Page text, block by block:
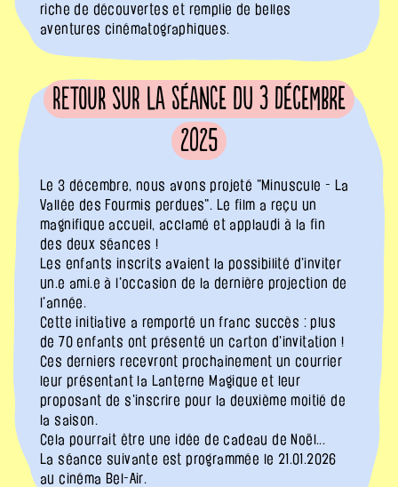
riche de découvertes et remplie de belles
aventures cinématographiques.
Retour sur la séance du 3 décembre
2025
Le 3 décembre, nous avons projeté "Minuscule - La
Vallée des Fourmis perdues". Le film a reçu un
magnifique accueil, acclamé et applaudi à la fin
des deux séances !
Les enfants inscrits avaient la possibilité d'inviter
un.e ami.e à l'occasion de la dernière projection de
l'année.
Cette initiative a remporté un franc succès : plus
de 70 enfants ont présenté un carton d'invitation !
Ces derniers recevront prochainement un courrier
leur présentant la Lanterne Magique et leur
proposant de s'inscrire pour la deuxième moitié de
la saison.
Cela pourrait être une idée de cadeau de Noël...
La séance suivante est programmée le 21.01.2026
au cinéma Bel-Air.